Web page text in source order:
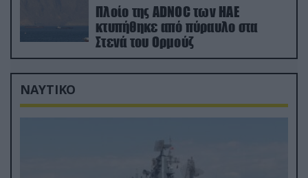
Πλοίο της ADNOC των ΗΑΕ
κτυπήθηκε από πύραυλο στα
Στενά του Ορμούζ
ΝΑΥΤΙΚΟ